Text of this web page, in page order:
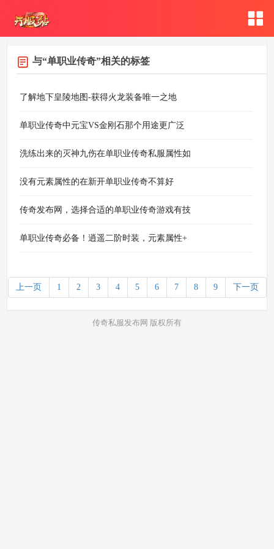
与“单职业传奇”相关的标签
了解地下皇陵地图-获得火龙装备唯一之地
单职业传奇中元宝VS金刚石那个用途更广泛
洗练出来的灭神九伤在单职业传奇私服属性如
没有元素属性的在新开单职业传奇不算好
传奇发布网，选择合适的单职业传奇游戏有技
单职业传奇必备！逍遥二阶时装，元素属性+
上一页 1 2 3 4 5 6 7 8 9 下一页
传奇私服发布网 版权所有